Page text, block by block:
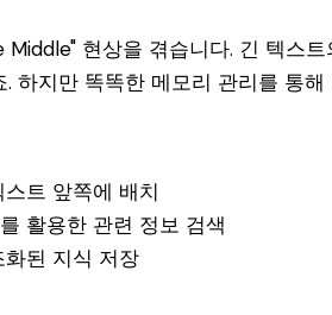
현상을 겪습니다. 긴 텍스
하지만 똑똑한 메모리 관리를 통
트 앞쪽에 배치
활용한 관련 정보 검색
된 지식 저장